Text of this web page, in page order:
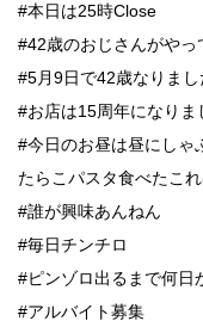
#本日は25時Close
#42歳のおじさんがやっ
#5月9日で42歳なりまし
#お店は15周年になりま
#今日のお昼は昼にしゃ
たらこパスタ食べたこ
#誰が興味あんねん
#毎日チンチロ
#ピンゾロ出るまで何日
#アルバイト募集